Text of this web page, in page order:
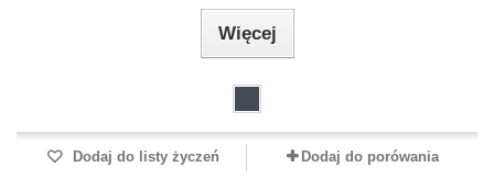
Więcej
Dodaj do listy życzeń Dodaj do porówania